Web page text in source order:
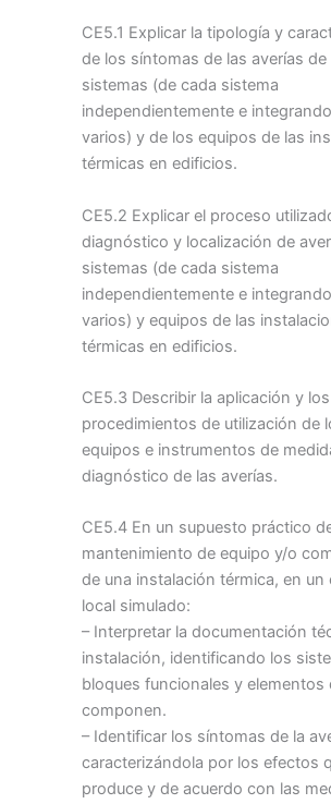
CE5.1 Explicar la tipología y
de los síntomas de las averías de
sistemas (de cada sistema
independientemente e
varios) y de los equipos de las
térmicas en edificios.
CE5.2 Explicar el proceso
diagnóstico y localización de
sistemas (de cada sistema
independientemente e
varios) y equipos de las
térmicas en edificios.
CE5.3 Describir la aplicación y los
procedimientos de utilización de
equipos e instrumentos de
diagnóstico de las averías.
CE5.4 En un supuesto práctico
mantenimiento de equipo y/o
de una instalación térmica, en un
local simulado:
– Interpretar la documentación
instalación, identificando los
bloques funcionales y elementos
componen.
– Identificar los síntomas de la
caracterizándola por los efectos
produce y de acuerdo con las